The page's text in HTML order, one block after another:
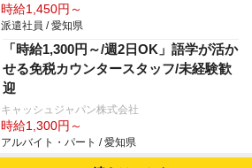
時給1,450円～
派遣社員 / 愛知県
「時給1,300円～/週2日OK」語学が活か
せる免税カウンタースタッフ/未経験歓
迎
キャッシュジャパン株式会社
時給1,300円～
アルバイト・パート / 愛知県